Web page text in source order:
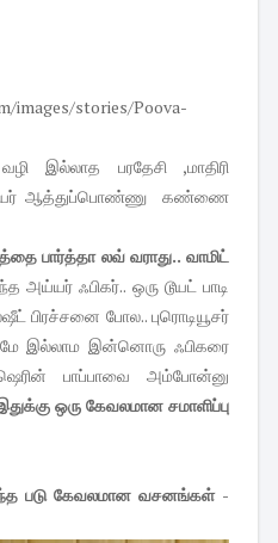
இல்லாத பரதேசி ,மாதிரி
ஆத்துப்பொண்ணு கண்ணை
பார்த்தா லவ் வராது.. வாமிட்
ஃபிகர்.. ஒரு டூயட் பாடி
பிரச்சனை போல.. புரொடியூசர்
இல்லாம இன்னொரு ஃபிகரை
பாப்பாவை அம்போன்னு
ஒரு கேவலமான சமாளிப்பு
படு கேவலமான வசனங்கள் -